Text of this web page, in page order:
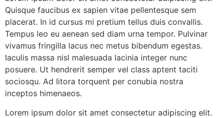
Quisque faucibus ex sapien vitae pellentesque sem
placerat. In id cursus mi pretium tellus duis convallis.
Tempus leo eu aenean sed diam urna tempor. Pulvinar
vivamus fringilla lacus nec metus bibendum egestas.
Iaculis massa nisl malesuada lacinia integer nunc
posuere. Ut hendrerit semper vel class aptent taciti
sociosqu. Ad litora torquent per conubia nostra
inceptos himenaeos.
Lorem ipsum dolor sit amet consectetur adipiscing elit.